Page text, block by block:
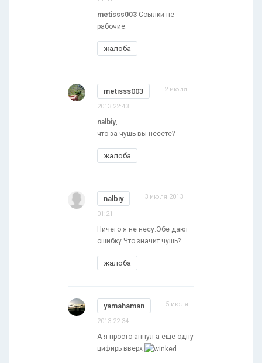
metisss003 Ссылки не
рабочие.
жалоба
metisss003 2 июля
2013 22:43
nalbiy,
что за чушь вы несете?
жалоба
nalbiy 3 июля 2013
01:21
Ничего я не несу.Обе дают
ошибку.Что значит чушь?
жалоба
yamahaman 5 июля
2013 22:34
А я просто апнул а еще одну
цифирь вверх